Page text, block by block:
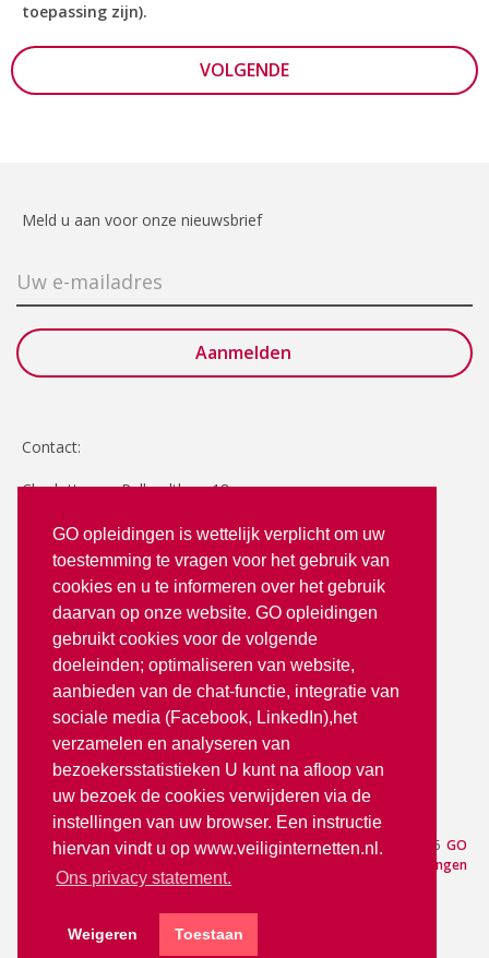
GO opleidingen is wettelijk verplicht om uw
toestemming te vragen voor het gebruik van
cookies en u te informeren over het gebruik
daarvan op onze website. GO opleidingen
gebruikt cookies voor de volgende
doeleinden; optimaliseren van website,
aanbieden van de chat-functie, integratie van
sociale media (Facebook, LinkedIn),het
verzamelen en analyseren van
bezoekersstatistieken U kunt na afloop van
uw bezoek de cookies verwijderen via de
instellingen van uw browser. Een instructie
hiervan vindt u op www.veiliginternetten.nl.
Ons privacy statement.
Weigeren Toestaan
toepassing zijn).
VOLGENDE
Meld u aan voor onze nieuwsbrief
Contact:
Charlotte van Pallandtlaan 18
T: 070 - 3512380
info@goopleidingen.nl
Volg ons op:
Aanmelden— © 2026 GO
Opleidingen